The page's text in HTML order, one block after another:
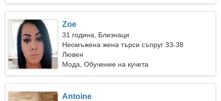
Zoe
31 година, Близнаци
Неомъжена жена търси съпруг 33-38
Лювен
Мода, Обучение на кучета
Antoine